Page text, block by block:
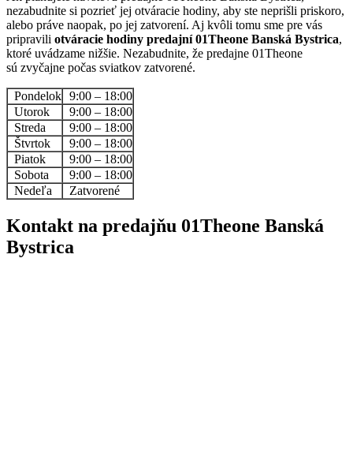
nezabudnite si pozrieť jej otváracie hodiny, aby ste neprišli priskoro,
alebo práve naopak, po jej zatvorení. Aj kvôli tomu sme pre vás
pripravili otváracie hodiny predajní 01Theone Banská Bystrica,
ktoré uvádzame nižšie. Nezabudnite, že predajne 01Theone
sú zvyčajne počas sviatkov zatvorené.
Pondelok 9:00 – 18:00
Utorok
9:00 – 18:00
Streda
9:00 – 18:00
Štvrtok
9:00 – 18:00
Piatok
9:00 – 18:00
Sobota
9:00 – 18:00
Nedeľa
Zatvorené
Kontakt na predajňu 01Theone Banská
Bystrica